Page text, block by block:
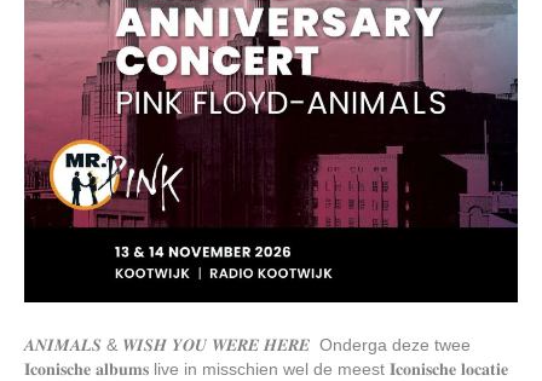
𝑨𝑵𝑰𝑴𝑨𝑳𝑺 & 𝑾𝑰𝑺𝑯 𝒀𝑶𝑼 𝑾𝑬𝑹𝑬 𝑯𝑬𝑹𝑬 Onderga deze twee
𝐈𝐜𝐨𝐧𝐢𝐬𝐜𝐡𝐞 𝐚𝐥𝐛𝐮𝐦𝐬 live in misschien wel de meest 𝐈𝐜𝐨𝐧𝐢𝐬𝐜𝐡𝐞 𝐥𝐨𝐜𝐚𝐭𝐢𝐞